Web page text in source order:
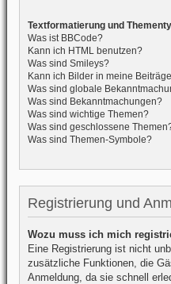
Textformatierung und
Was ist BBCode?
Kann ich HTML benutzen?
Was sind Smileys?
Kann ich Bilder in meine
Was sind globale
Was sind Bekanntmachungen?
Was sind wichtige Themen?
Was sind geschlossene
Was sind Themen-Symbole?
Registrierung und
Wozu muss ich mich
Eine Registrierung ist nicht
zusätzliche Funktionen, die
Anmeldung, da sie schnell